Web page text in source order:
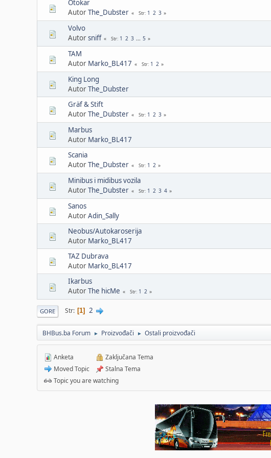
Otokar
AutorThe_Dubster Str 1 2 3
Volvo
Autorsniff Str 1 2 3 ... 5
TAM
Autor Marko_BL417 Str 1 2
King Long
AutorThe_Dubster
Gräf & Stift
AutorThe_Dubster Str 1 2 3
Marbus
Autor Marko_BL417
Scania
AutorThe_Dubster Str 1 2
Minibus i midibus vozila
AutorThe_Dubster Str 1 2 3 4
Sanos
AutorAdin_Sally
Neobus/Autokaroserija
Autor Marko_BL417
TAZ Dubrava
Autor Marko_BL417
Ikarbus
AutorThe hicMe Str 1 2
GORE Str 1 2
BHBus.ba Forum ► Proizvođači ► Ostali proizvođači
Anketa
Moved Topic
Zaključana Tema
Stalna Tema
Topic you are watching